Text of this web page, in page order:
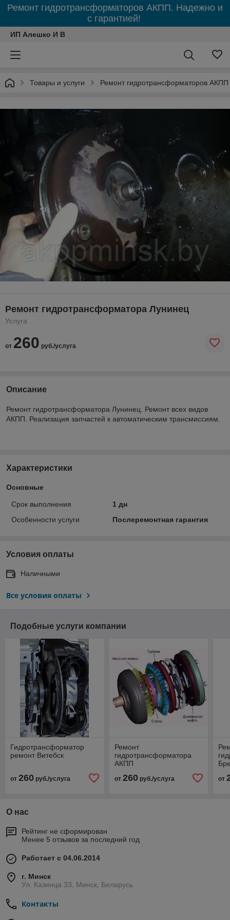
Ремонт гидротрансформаторов АКПП. Надежно и
с гарантией!
ИП Алешко И В
Товары и услуги Ремонт гидротрансформаторов АКПП
Ремонт гидротрансформатора Лунинец
Услуга
от 260 руб./услуга
Описание
Ремонт гидротрансформатора Лунинец. Ремонт всех видов
АКПП. Реализация запчастей к автоматическим трансмиссиям.
Характеристики
Основные
Срок выполнения
1 дн
Особенности услуги
Послеремонтная гарантия
Условия оплаты
Наличными
Все условия оплаты
Подобные услуги компании
Гидротрансформатор
ремонт Витебск
от 260 руб./услуга
Ремонт
гидротрансформатора
АКПП
от 260руб./услуга от
О нас
Рейтинг не сформирован
Менее 5 отзывов за последний год
Работает с 04.06.2014
г. Минск
Ул. Казинца 33, Минск, Беларусь
Контакты